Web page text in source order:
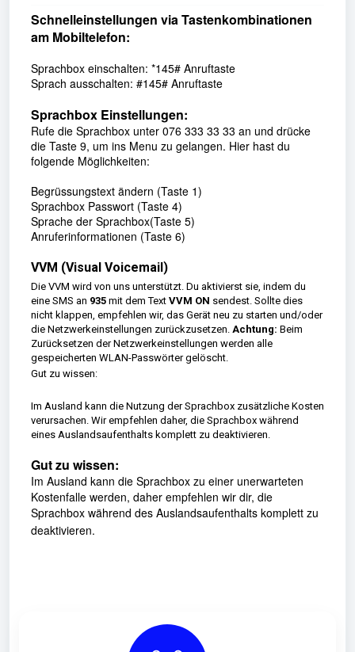
Schnelleinstellungen via Tastenkombinationen
am Mobiltelefon:
Sprachbox einschalten: *145# Anruftaste
Sprach ausschalten: #145# Anruftaste
Sprachbox Einstellungen:
Rufe die Sprachbox unter 076 333 33 33 an und drücke
die Taste 9, um ins Menu zu gelangen. Hier hast du
folgende Möglichkeiten:
Begrüssungstext ändern (Taste 1)
Sprachbox Passwort (Taste 4)
Sprache der Sprachbox(Taste 5)
Anruferinformationen (Taste 6)
VVM (Visual Voicemail)
Die VVM wird von uns unterstützt. Du aktivierst sie, indem du
eine SMS an 935mit dem Text VVM ON sendest. Sollte dies
nicht klappen, empfehlen wir, das Gerät neu zu starten und/oder
die Netzwerk­einstellungen zurückzusetzen. Achtung: Beim
Zurücksetzen der Netzwerkeinstellungen werden alle
gespeicherten WLAN-Passwörter gelöscht.
Gut zu wissen:
Im Ausland kann die Nutzung der Sprachbox zusätzliche Kosten
verursachen. Wir empfehlen daher, die Sprachbox während
eines Auslandsaufenthalts komplett zu deaktivieren.
Gut zu wissen:
Im Ausland kann die Sprachbox zu einer unerwarteten
Kostenfalle werden, daher empfehlen wir dir, die
Sprachbox während des Auslandsaufenthalts komplett zu
deaktivieren.